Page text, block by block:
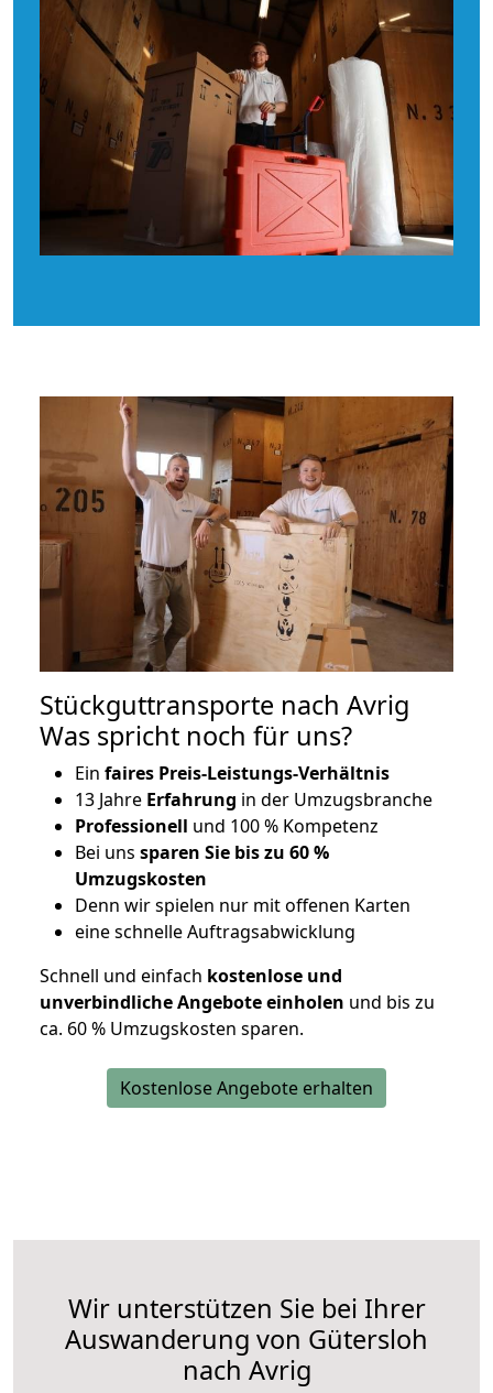
Stückguttransporte nach Avrig
Was spricht noch für uns?
Ein faires Preis-Leistungs-Verhältnis
13 Jahre Erfahrung in der Umzugsbranche
Professionell und 100 % Kompetenz
Bei uns sparen Sie bis zu 60 %
Umzugskosten
Denn wir spielen nur mit offenen Karten
eine schnelle Auftragsabwicklung
Schnell und einfach kostenlose und
unverbindliche Angebote einholen und bis zu
ca. 60 % Umzugskosten sparen.
Kostenlose Angebote erhalten
Wir unterstützen Sie bei Ihrer
Auswanderung von Gütersloh
nach Avrig